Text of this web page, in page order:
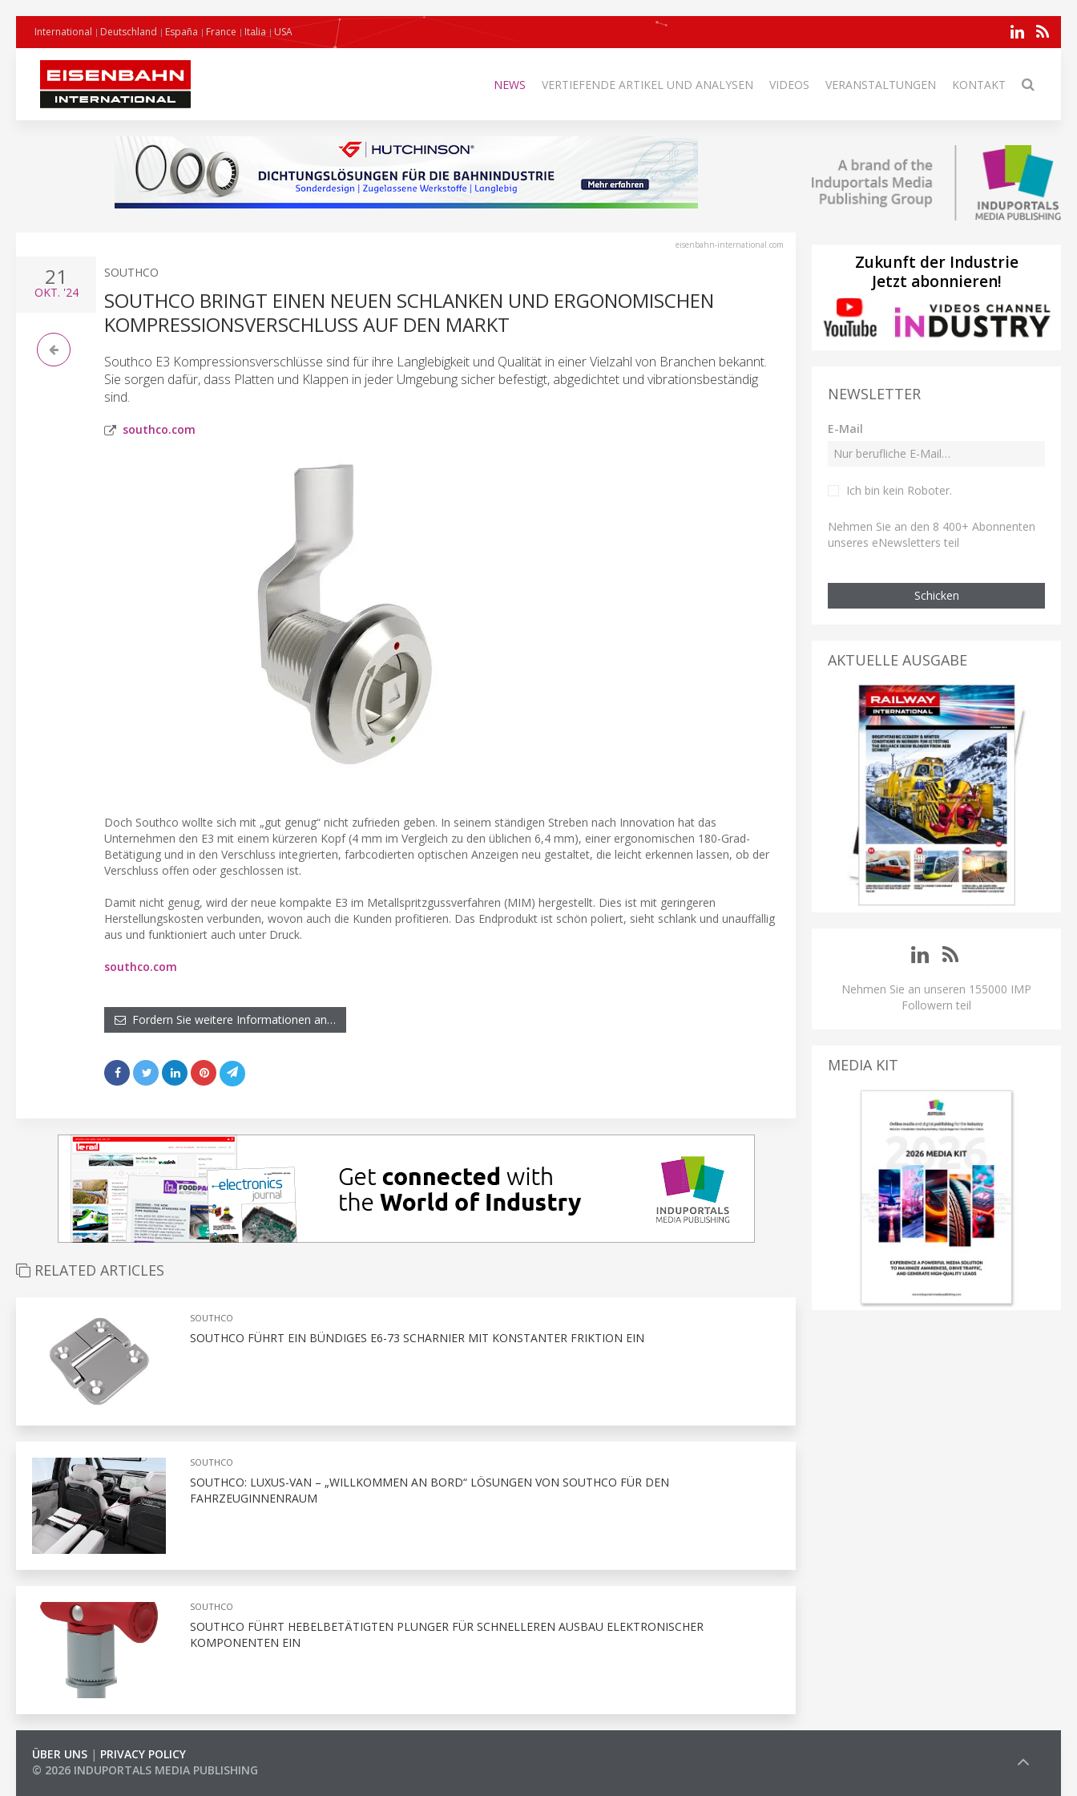
International Deutschland España France Italia USA
NEWS VERTIEFENDE ARTIKEL UND ANALYSEN VIDEOS VERANSTALTUNGEN KONTAKT
eisenbahn-international.com
21
OKT. '24
SOUTHCO
SOUTHCO BRINGT EINEN NEUEN SCHLANKEN UND ERGONOMISCHEN
KOMPRESSIONSVERSCHLUSS AUF DEN MARKT
Southco E3 Kompressionsverschlüsse sind für ihre Langlebigkeit und Qualität in einer Vielzahl von Branchen bekannt.
Sie sorgen dafür, dass Platten und Klappen in jeder Umgebung sicher befestigt, abgedichtet und vibrationsbeständig
sind.
southco.com
Doch Southco wollte sich mit „gut genug“ nicht zufrieden geben. In seinem ständigen Streben nach Innovation hat das
Unternehmen den E3 mit einem kürzeren Kopf (4 mm im Vergleich zu den üblichen 6,4 mm), einer ergonomischen 180-Grad-
Betätigung und in den Verschluss integrierten, farbcodierten optischen Anzeigen neu gestaltet, die leicht erkennen lassen, ob der
Verschluss offen oder geschlossen ist.
Damit nicht genug, wird der neue kompakte E3 im Metallspritzgussverfahren (MIM) hergestellt. Dies ist mit geringeren
Herstellungskosten verbunden, wovon auch die Kunden profitieren. Das Endprodukt ist schön poliert, sieht schlank und unauffällig
aus und funktioniert auch unter Druck.
southco.com
Fordern Sie weitere Informationen an…
RELATED ARTICLES
SOUTHCO
SOUTHCO FÜHRT EIN BÜNDIGES E6-73 SCHARNIER MIT KONSTANTER FRIKTION EIN
SOUTHCO
SOUTHCO: LUXUS-VAN – „WILLKOMMEN AN BORD“ LÖSUNGEN VON SOUTHCO FÜR DEN
FAHRZEUGINNENRAUM
SOUTHCO
SOUTHCO FÜHRT HEBELBETÄTIGTEN PLUNGER FÜR SCHNELLEREN AUSBAU ELEKTRONISCHER
KOMPONENTEN EIN
Zukunft der Industrie
Jetzt abonnieren!
NEWSLETTER
E-Mail
Ich bin kein Roboter.
Nehmen Sie an den 8 400+ Abonnenten
unseres eNewsletters teil
Schicken
AKTUELLE AUSGABE
Nehmen Sie an unseren 155000 IMP
Followern teil
MEDIA KIT
ÜBER UNS | PRIVACY POLICY
© 2026 INDUPORTALS MEDIA PUBLISHING